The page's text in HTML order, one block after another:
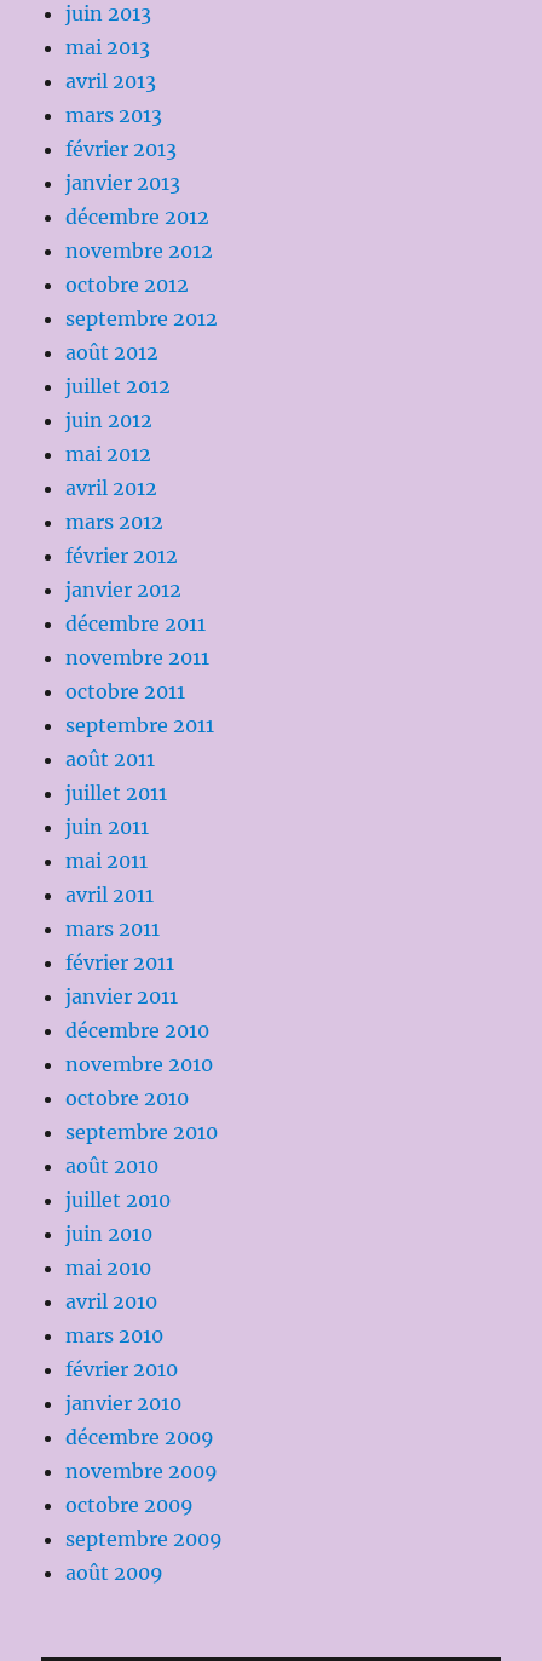
juin 2013
mai 2013
avril 2013
mars 2013
février 2013
janvier 2013
décembre 2012
novembre 2012
octobre 2012
septembre 2012
août 2012
juillet 2012
juin 2012
mai 2012
avril 2012
mars 2012
février 2012
janvier 2012
décembre 2011
novembre 2011
octobre 2011
septembre 2011
août 2011
juillet 2011
juin 2011
mai 2011
avril 2011
mars 2011
février 2011
janvier 2011
décembre 2010
novembre 2010
octobre 2010
septembre 2010
août 2010
juillet 2010
juin 2010
mai 2010
avril 2010
mars 2010
février 2010
janvier 2010
décembre 2009
novembre 2009
octobre 2009
septembre 2009
août 2009